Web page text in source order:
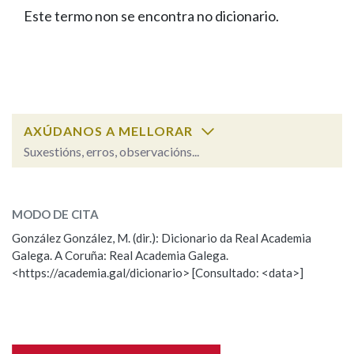
FIGURAS HOMENAXEADAS
PORTAL DAS PALABRAS
Facebook
TwitterYoutubeInstagram
Bluesky
BUSCAR NOS LEMAS
Remata por
BUSCAR NO CONTIDO
Nas definicións
Este termo non se encontra no dicionario.
AXÚDANOS A MELLORAR
Suxestións, erros, observacións...
Observación
Nome
MODO DE CITA
González González, M. (dir.): Dicionario da Real Academia
Galega. A Coruña: Real Academia Galega.
<https://academia.gal/dicionario> [Consultado: <data>]